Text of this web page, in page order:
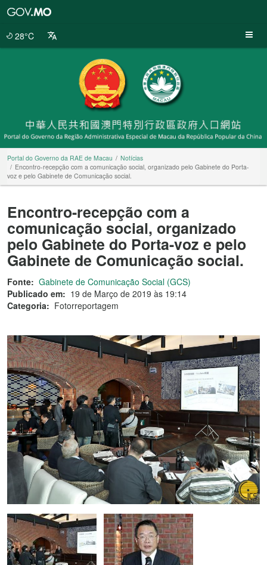
28°C
Portal do Governo da RAE de Macau
Notícias
Encontro-recepção com a comunicação social, organizado pelo Gabinete do Porta-
voz e pelo Gabinete de Comunicação social.
Encontro-recepção com a
comunicação social, organizado
pelo Gabinete do Porta-voz e pelo
Gabinete de Comunicação social.
Fonte: Gabinete de Comunicação Social (GCS)
Publicado em: 19 de Março de 2019 às 19:14
Categoria: Fotorreportagem